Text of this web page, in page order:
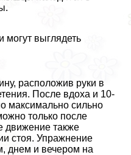
могут выглядеть
расположив руки в
После вдоха и 10-
максимально сильно
только после
движение также
стоя. Упражнение
днем и вечером на